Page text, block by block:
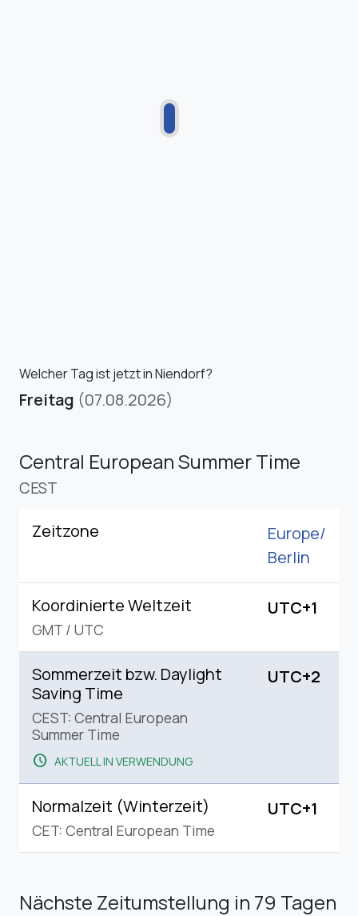
Welcher Tag ist jetzt in Niendorf?
Freitag (07.08.2026)
Central European Summer Time
CEST
Zeitzone
Europe/
Berlin
Koordinierte Weltzeit
GMT / UTC
UTC+1
Sommerzeit bzw. Daylight
Saving Time
CEST: Central European
Summer Time
schedule AKTUELL IN VERWENDUNG
UTC+2
Normalzeit (Winterzeit)
CET: Central European Time
UTC+1
Nächste Zeitumstellung in 79 Tagen